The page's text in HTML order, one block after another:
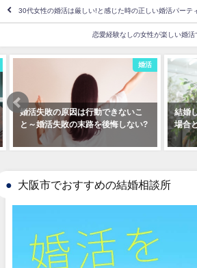
30代女性の婚活は厳しい!と感じた時の正しい婚活パーテ
恋愛経験なしの女性が楽しい婚
婚活
婚活失敗の原因は行動できないこ
と～婚活失敗の末路を後悔しない?
結婚し
場合と
大阪市でおすすめの結婚相談所